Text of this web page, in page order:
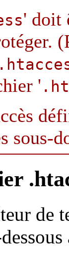
' doit
'
sous-
de